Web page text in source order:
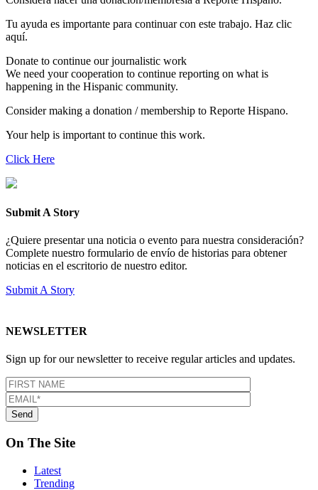
Tu ayuda es importante para continuar con este trabajo. Haz clic
aquí.
Donate to continue our journalistic work
We need your cooperation to continue reporting on what is
happening in the Hispanic community.
Consider making a donation / membership to Reporte Hispano.
Your help is important to continue this work.
Click Here
Submit A Story
¿Quiere presentar una noticia o evento para nuestra consideración?
Complete nuestro formulario de envío de historias para obtener
noticias en el escritorio de nuestro editor.
Submit A Story
NEWSLETTER
Sign up for our newsletter to receive regular articles and updates.
On The Site
Latest
Trending